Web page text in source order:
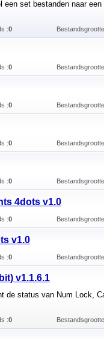
set bestanden naar een
:0
:0
:0
:0
:0
4dots v1.0
:0
v1.0
:0
v1.1.6.1
de status van Num Lock,
:0